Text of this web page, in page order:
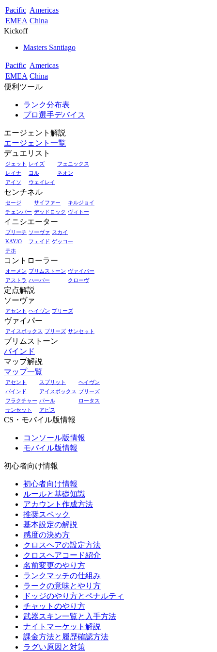
Pacific Americas
EMEA China
Kickoff
Masters Santiago
Pacific Americas
EMEA China
便利ツール
ランク分布表
プロ選手デバイス
エージェント解説
エージェント一覧
デュエリスト
ジェット レイズ
フェニックス
レイナ
ヨル
ネオン
アイソ
ウェイレイ
センチネル
セージ サイファー
キルジョイ
チェンバー デッドロック ヴィトー
イニシエーター
ブリーチ ソーヴァ スカイ
KAY/O
フェイド ゲッコー
テホ
コントローラー
オーメン ブリムストーン ヴァイパー
アストラ ハーバー クローヴ
定点解説
ソーヴァ
アセント ヘイヴン ブリーズ
ヴァイパー
アイスボックス ブリーズ サンセット
ブリムストーン
バインド
マップ解説
マップ一覧
アセント スプリット
ヘイヴン
バインド
アイスボックス ブリーズ
フラクチャー パール
ロータス
サンセット
アビス
CS・モバイル版情報
コンソール版情報
モバイル版情報
初心者向け情報
初心者向け情報
ルールと基礎知識
アカウント作成方法
推奨スペック
基本設定の解説
感度の決め方
クロスヘアの設定方法
クロスヘアコード紹介
名前変更のやり方
ランクマッチの仕組み
ラークの意味とやり方
ドッジのやり方とペナルティ
チャットのやり方
武器スキン一覧と入手方法
ナイトマーケット解説
課金方法と履歴確認方法
ラグい原因と対策